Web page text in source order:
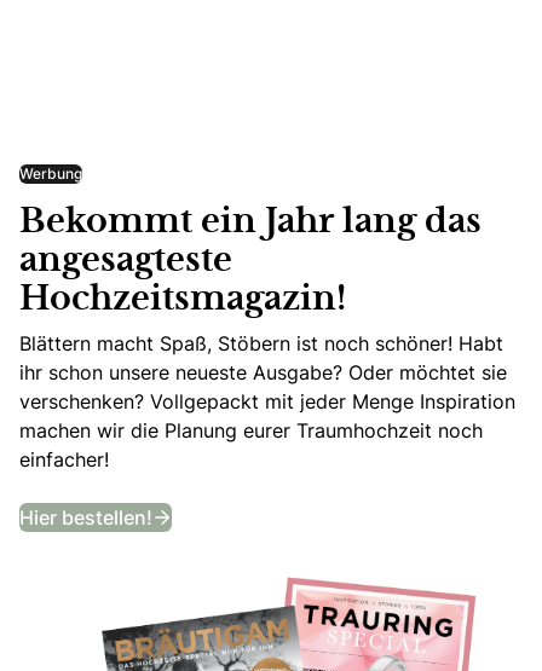
Werbung
Bekommt ein Jahr lang das
angesagteste
Hochzeitsmagazin!
Blättern macht Spaß, Stöbern ist noch schöner! Habt
ihr schon unsere neueste Ausgabe? Oder möchtet sie
verschenken? Vollgepackt mit jeder Menge Inspiration
machen wir die Planung eurer Traumhochzeit noch
einfacher!
Hier bestellen! Bekommt ein Jahr lang das